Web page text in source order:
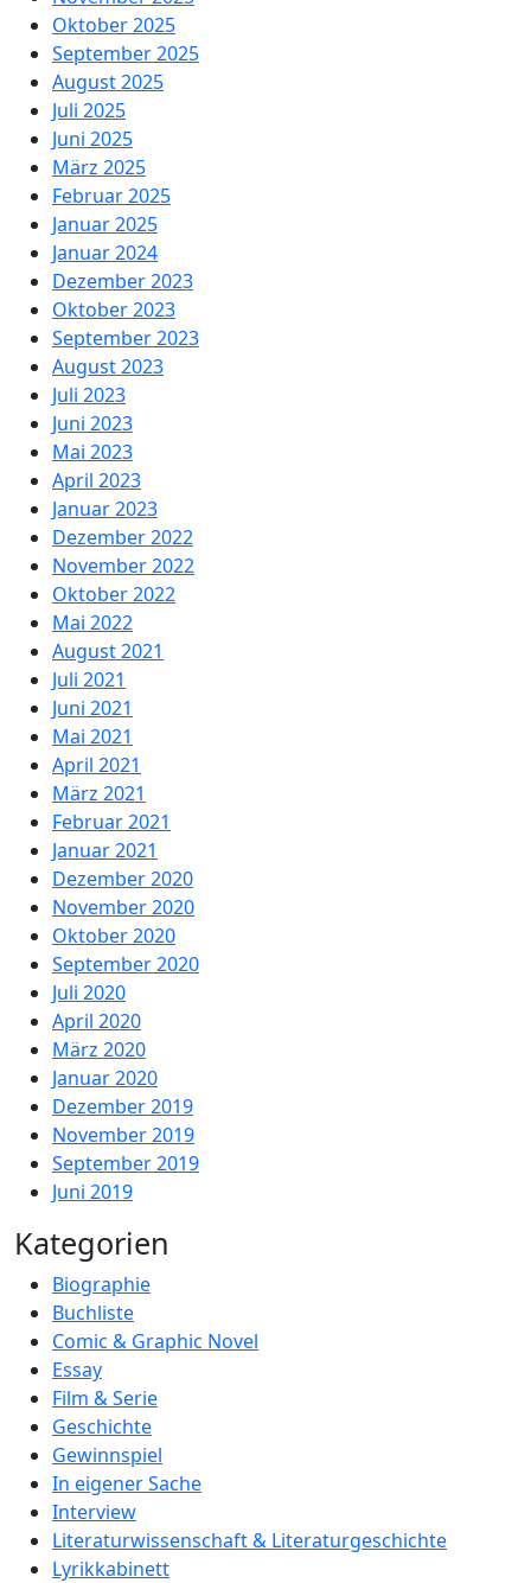
Oktober 2025
September 2025
August 2025
Juli 2025
Juni 2025
März 2025
Februar 2025
Januar 2025
Januar 2024
Dezember 2023
Oktober 2023
September 2023
August 2023
Juli 2023
Juni 2023
Mai 2023
April 2023
Januar 2023
Dezember 2022
November 2022
Oktober 2022
Mai 2022
August 2021
Juli 2021
Juni 2021
Mai 2021
April 2021
März 2021
Februar 2021
Januar 2021
Dezember 2020
November 2020
Oktober 2020
September 2020
Juli 2020
April 2020
März 2020
Januar 2020
Dezember 2019
November 2019
September 2019
Juni 2019
Kategorien
Biographie
Buchliste
Comic & Graphic Novel
Essay
Film & Serie
Geschichte
Gewinnspiel
In eigener Sache
Interview
Literaturwissenschaft & Literaturgeschichte
Lyrikkabinett